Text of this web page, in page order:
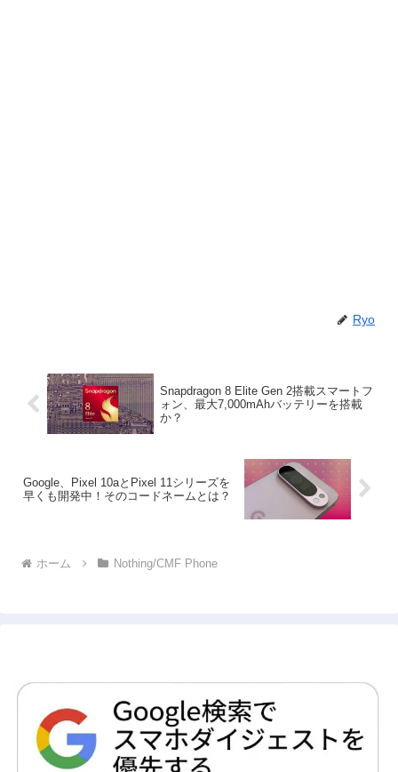
Ryo
Snapdragon 8 Elite Gen 2搭載スマートフ
ォン、最大7,000mAhバッテリーを搭載
か？
Google、Pixel 10aとPixel 11シリーズを
早くも開発中！そのコードネームとは？
ホーム Nothing/CMF Phone